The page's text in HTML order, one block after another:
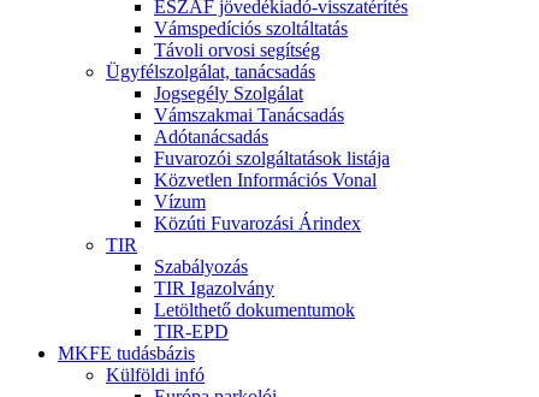
ESZAF jövedékiadó-visszatérítés
Vámspedíciós szoltáltatás
Távoli orvosi segítség
Ügyfélszolgálat, tanácsadás
Jogsegély Szolgálat
Vámszakmai Tanácsadás
Adótanácsadás
Fuvarozói szolgáltatások listája
Közvetlen Információs Vonal
Vízum
Közúti Fuvarozási Árindex
TIR
Szabályozás
TIR Igazolvány
Letölthető dokumentumok
TIR-EPD
MKFE tudásbázis
Külföldi infó